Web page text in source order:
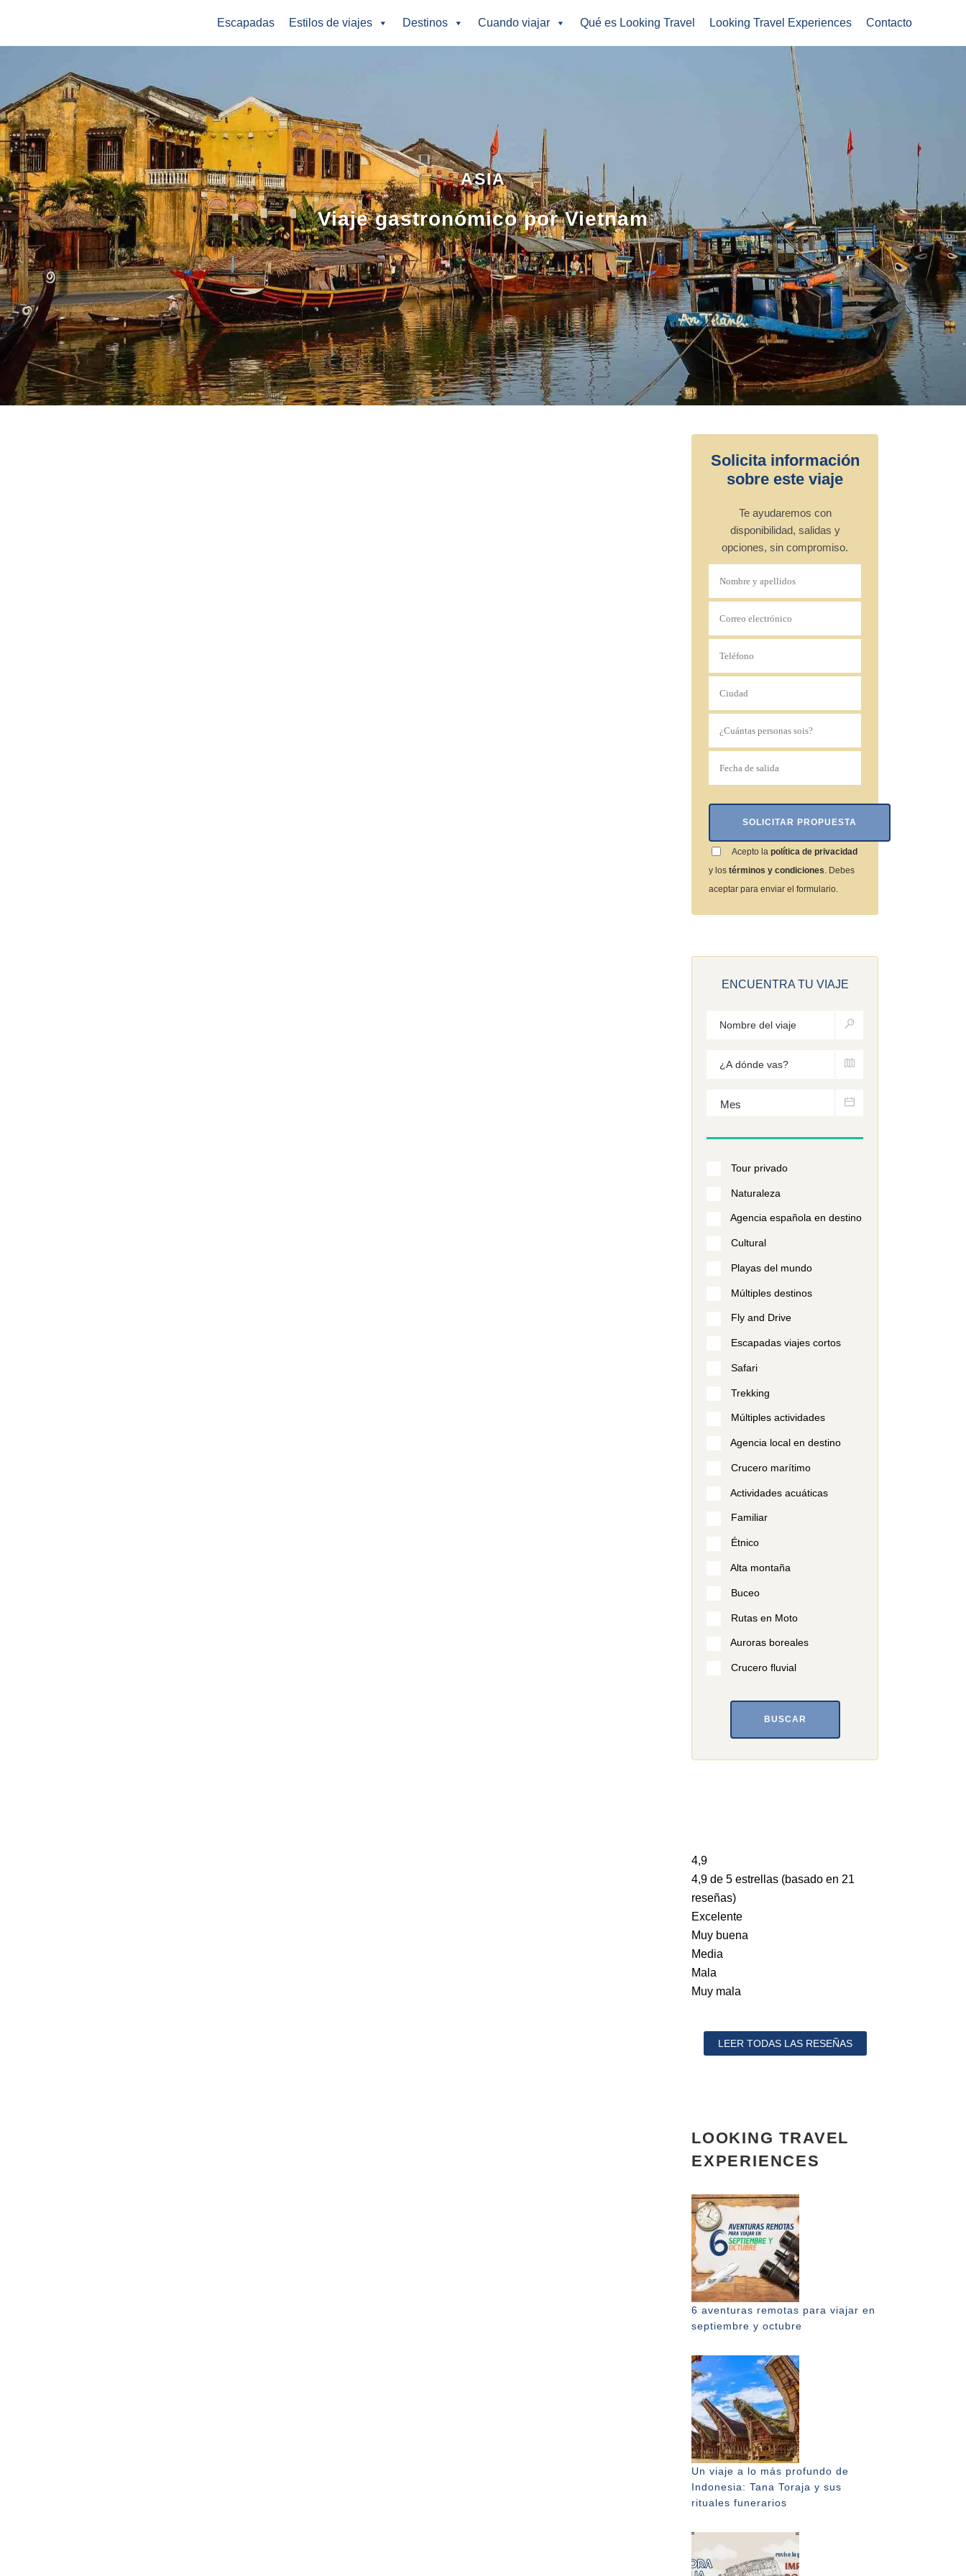
Escapadas Estilos de viajes Destinos Cuando viajar Qué es Looking Travel Looking Travel Experiences Contacto
ASIA
Viaje gastronómico por Vietnam
Solicita información
sobre este viaje
Te ayudaremos con
disponibilidad, salidas y
opciones, sin compromiso.
Acepto la política de privacidad
y los términos y condiciones. Debes
aceptar para enviar el formulario.
ENCUENTRA TU VIAJE
Tour privado
Naturaleza
Agencia española en destino
Cultural
Playas del mundo
Múltiples destinos
Fly and Drive
Escapadas viajes cortos
Safari
Trekking
Múltiples actividades
Agencia local en destino
Crucero marítimo
Actividades acuáticas
Familiar
Étnico
Alta montaña
Buceo
Rutas en Moto
Auroras boreales
Crucero fluvial
BUSCAR
4,9
4,9 de 5 estrellas (basado en 21
reseñas)
Excelente
Muy buena
Media
Mala
Muy mala
LEER TODAS LAS RESEÑAS
LOOKING TRAVEL
EXPERIENCES
6 aventuras remotas para viajar en
septiembre y octubre
Un viaje a lo más profundo de
Indonesia: Tana Toraja y sus
rituales funerarios